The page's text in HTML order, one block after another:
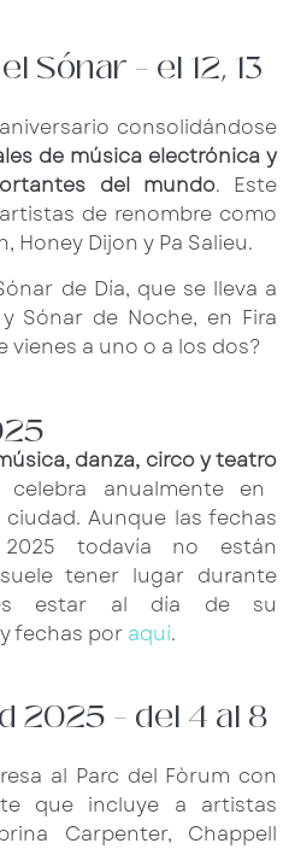
Sónar – el 12, 13
consolidándose
de música electrónica y
del mundo. Este
de renombre como
Honey Dijon y Pa Salieu.
de Día, que se lleva a
Sónar de Noche, en Fira
vienes a uno o a los dos?
danza, circo y teatro
anualmente en
Aunque las fechas
todavía no están
tener lugar durante
estar al día de su
fechas por aquí.
2025 – del 4 al 8
al Parc del Fòrum con
que incluye a artistas
Carpenter, Chappell